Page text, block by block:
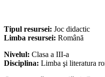
Tipul resursei: Joc didactic
Limba resursei: Română
Nivelul: Clasa a III-a
Disciplina: Limba şi literatura